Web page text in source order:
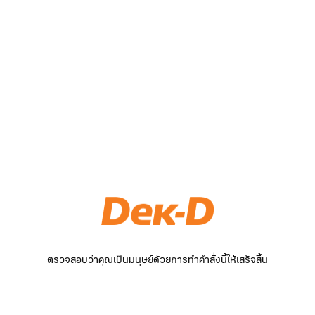
ตรวจสอบว่าคุณเป็นมนุษย์ด้วยการทำคำสั่งนี้ให้เสร็จสิ้น